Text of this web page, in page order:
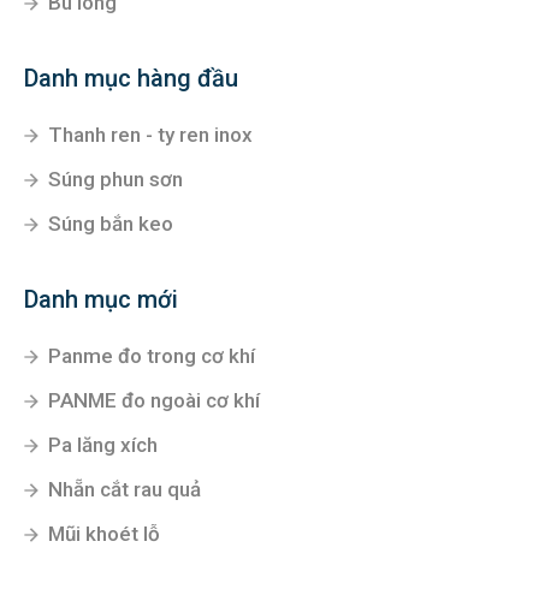
Danh mục hàng đầu
Thanh ren - ty ren inox
Súng phun sơn
Súng bắn keo
Danh mục mới
Panme đo trong cơ khí
PANME đo ngoài cơ khí
Pa lăng xích
Nhẵn cắt rau quả
Mũi khoét lỗ